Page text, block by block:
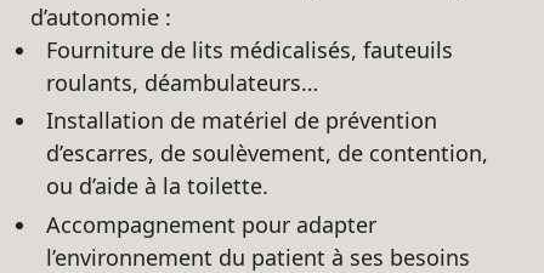
d’autonomie :
Fourniture de lits médicalisés, fauteuils
roulants, déambulateurs…
Installation de matériel de prévention
d’escarres, de soulèvement, de contention,
ou d’aide à la toilette.
Accompagnement pour adapter
l’environnement du patient à ses besoins